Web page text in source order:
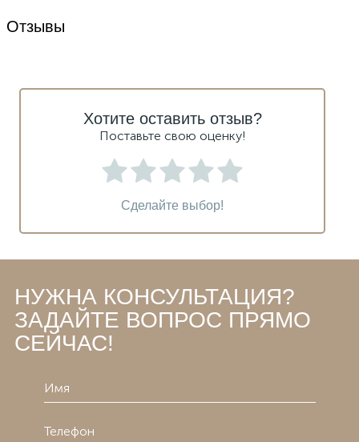
Отзывы
Хотите оставить отзыв?
Поставьте свою оценку!
Сделайте выбор!
НУЖНА КОНСУЛЬТАЦИЯ?
ЗАДАЙТЕ ВОПРОС ПРЯМО
СЕЙЧАС!